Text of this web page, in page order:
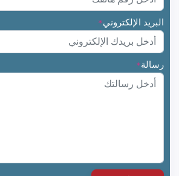
البريد الإلكتروني*
رسالة*